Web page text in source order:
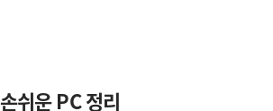
손쉬운 PC 정리